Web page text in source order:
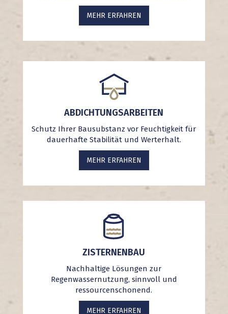
MEHR ERFAHREN
ABDICHTUNGSARBEITEN
Schutz Ihrer Bausubstanz vor Feuchtigkeit für
dauerhafte Stabilität und Werterhalt.
MEHR ERFAHREN
ZISTERNENBAU
Nachhaltige Lösungen zur
Regenwassernutzung, sinnvoll und
ressourcenschonend.
MEHR ERFAHREN